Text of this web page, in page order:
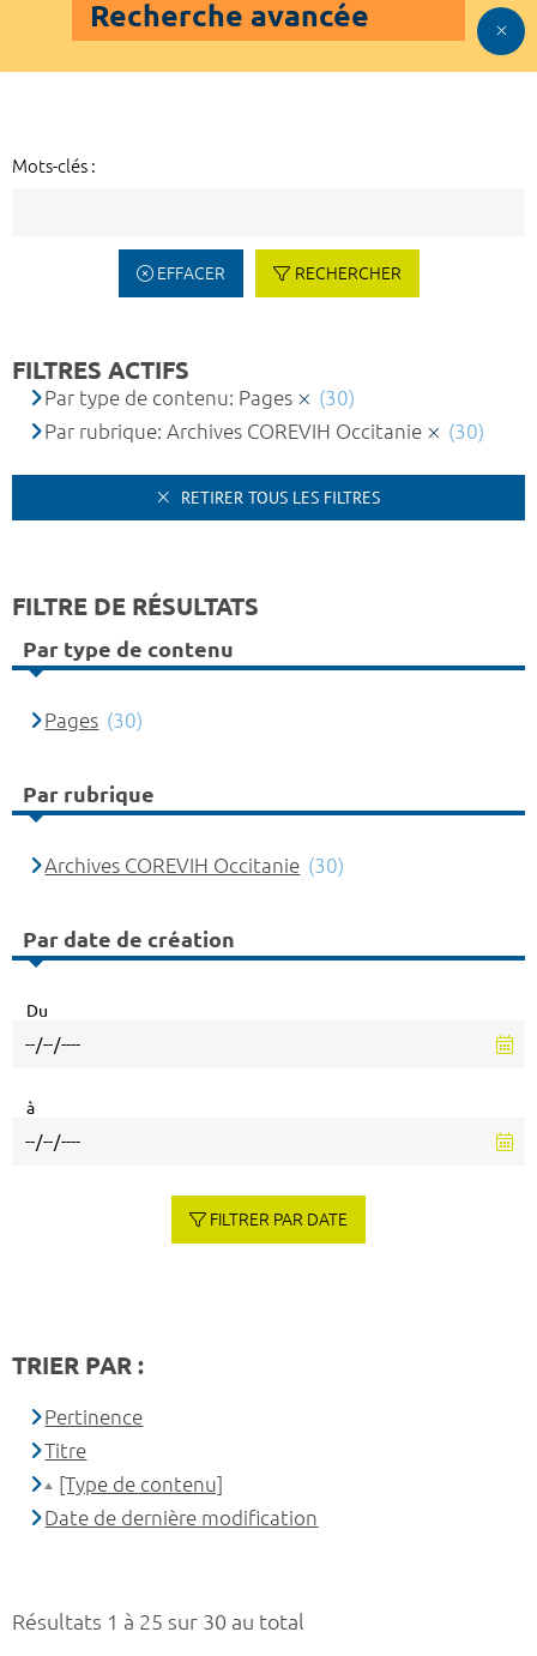
Recherche avancée
Mots-clés :
EFFACER RECHERCHER
Résultats 1 à 25 sur 30 au total
FILTRES ACTIFS
Par type de contenu: Pages
(30)
Par rubrique: Archives COREVIH Occitanie
(30)
RETIRER TOUS LES FILTRES
FILTRE DE RÉSULTATS
Par type de contenu
Pages (30)
Par rubrique
Archives COREVIH Occitanie (30)
Par date de création
Du
à
FILTRER PAR DATE
TRIER PAR :
Pertinence
Titre
[Type de contenu]
Date de dernière modification